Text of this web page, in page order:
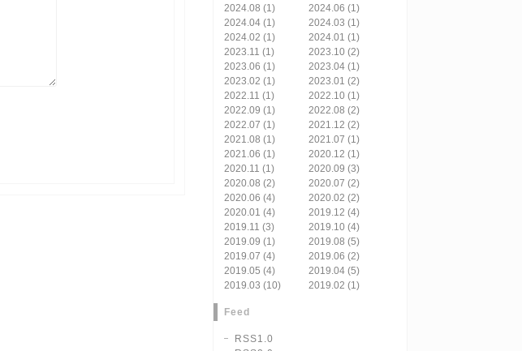
2024.08 (1)
2024.06 (1)
2024.04 (1)
2024.03 (1)
2024.02 (1)
2024.01 (1)
2023.11 (1)
2023.10 (2)
2023.06 (1)
2023.04 (1)
2023.02 (1)
2023.01 (2)
2022.11 (1)
2022.10 (1)
2022.09 (1)
2022.08 (2)
2022.07 (1)
2021.12 (2)
2021.08 (1)
2021.07 (1)
2021.06 (1)
2020.12 (1)
2020.11 (1)
2020.09 (3)
2020.08 (2)
2020.07 (2)
2020.06 (4)
2020.02 (2)
2020.01 (4)
2019.12 (4)
2019.11 (3)
2019.10 (4)
2019.09 (1)
2019.08 (5)
2019.07 (4)
2019.06 (2)
2019.05 (4)
2019.04 (5)
2019.03 (10)
2019.02 (1)
Feed
RSS1.0